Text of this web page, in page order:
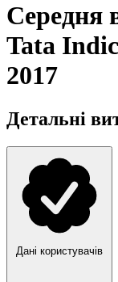
Середня
Tata
2017
Детальні
Дані користувачів